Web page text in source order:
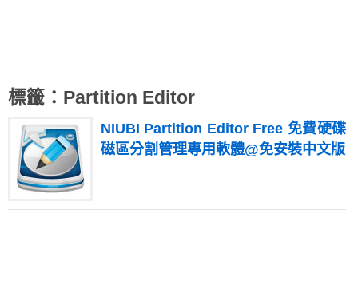
標籤：Partition Editor
NIUBI Partition Editor Free 免費硬碟
磁區分割管理專用軟體@免安裝中文版